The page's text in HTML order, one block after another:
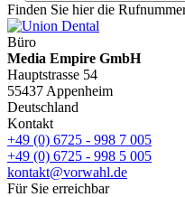
Finden Sie hier die
Büro
Media Empire GmbH
Hauptstrasse 54
55437 Appenheim
Deutschland
Kontakt
+49 (0) 6725 - 998 7 005
+49 (0) 6725 - 998 5 005
kontakt@vorwahl.de
Für Sie erreichbar